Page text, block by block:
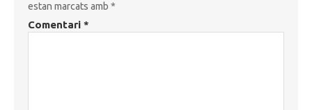
estan marcats amb *
Comentari *